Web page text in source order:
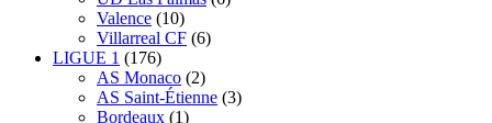
Valence (10)
Villarreal CF (6)
LIGUE 1 (176)
AS Monaco (2)
AS Saint-Étienne (3)
Bordeaux (1)